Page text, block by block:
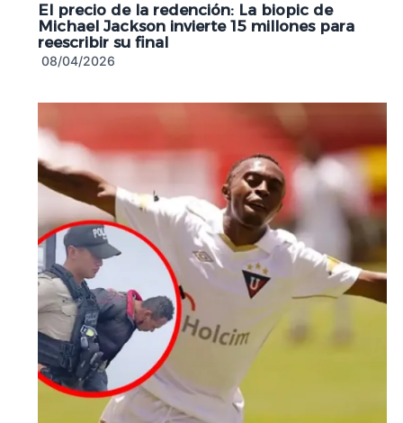
El precio de la redención: La biopic de
Michael Jackson invierte 15 millones para
reescribir su final
08/04/2026